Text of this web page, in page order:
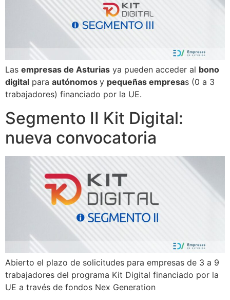
Las empresas de Asturias ya pueden acceder al bono
digital para autónomos y pequeñas empresas (0 a 3
trabajadores) financiado por la UE.
Segmento II Kit Digital:
nueva convocatoria
Abierto el plazo de solicitudes para empresas de 3 a 9
trabajadores del programa Kit Digital financiado por la
UE a través de fondos Nex Generation